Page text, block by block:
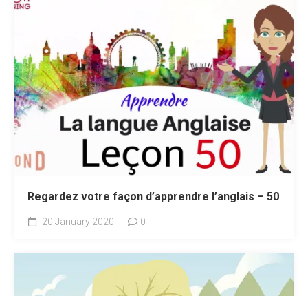
Regardez votre façon d’apprendre l’anglais – 50
20 January 2020 0